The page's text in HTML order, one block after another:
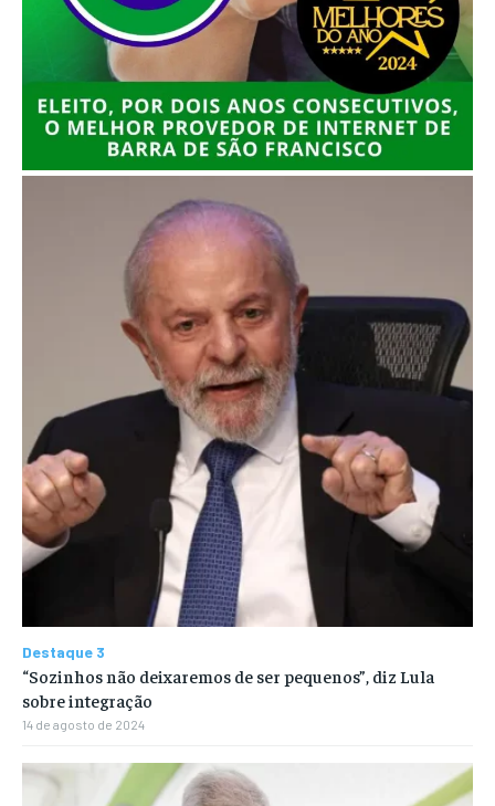
Destaque 3
“Sozinhos não deixaremos de ser pequenos”, diz Lula
sobre integração
14 de agosto de 2024